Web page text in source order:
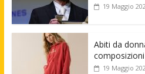
19 Maggio
Abiti da
19 Maggio